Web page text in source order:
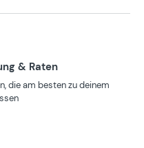
& Raten
die am besten zu deinem